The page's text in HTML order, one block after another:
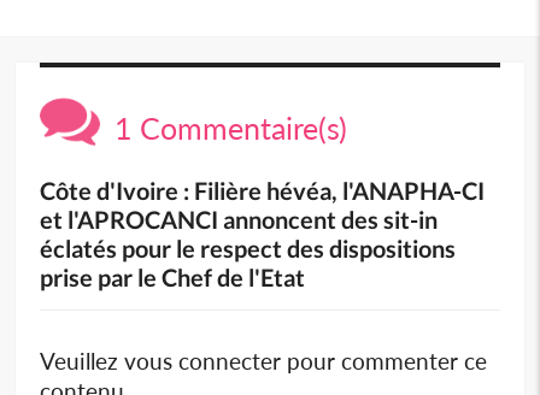
1 Commentaire(s)
Côte d'Ivoire : Filière hévéa, l'ANAPHA-CI
et l'APROCANCI annoncent des sit-in
éclatés pour le respect des dispositions
prise par le Chef de l'Etat
Veuillez vous connecter pour commenter ce